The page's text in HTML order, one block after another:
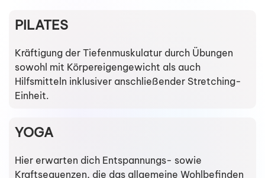
PILATES
Kräftigung der Tiefenmuskulatur durch Übungen
sowohl mit Körpereigengewicht als auch
Hilfsmitteln inklusiver anschließender Stretching-
Einheit.
YOGA
Hier erwarten dich Entspannungs- sowie
Kraftsequenzen, die das allgemeine Wohlbefinden